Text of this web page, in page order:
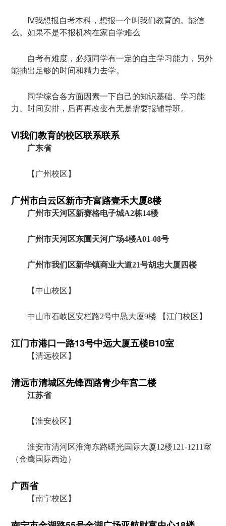
Ⅳ我想报自考本科，想报一个叫我们教育的。能信
么。如果不是不报机构在家自学难么
自考有难度，必须同学有一定的自主学习能力，另外
能抽出足够的时间和精力去学。
同学综合各方面因素一下自己的知识基础、学习能
力、时间安排，后再再改变有无是需要报辅导班。
Ⅵ我们教育的校区联系联系
广东省
【广州校区】
广州市白云区新市齐富路壹禾大厦8楼
广州市天河区新赛格电子城A2栋14楼
广州市天河区东圃天河广场4楼A01-08号
广州市我们区新华镇商业大道21号胡忠大厦四楼
【中山校区】
中山市石岐区安栏路2号中恳大厦9楼 【江门校区】
江门市港口一路13号中远大厦五楼B10室
【清远校区】
清远市清城区先锋西路青少年宫二楼
江苏省
【淮安校区】
淮安市清河区淮海东路曙光国际大厦12楼121-1211室
（金鹰国际西边）
广西省
【南宁校区】